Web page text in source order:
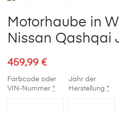
Motorhaube in
Nissan Qashqai
459,99 €
Farbcode oder
VIN-Nummer *
Jahr der
Herstellung *